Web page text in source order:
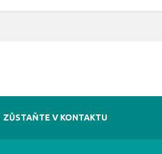
ZŮSTAŇTE V KONTAKTU